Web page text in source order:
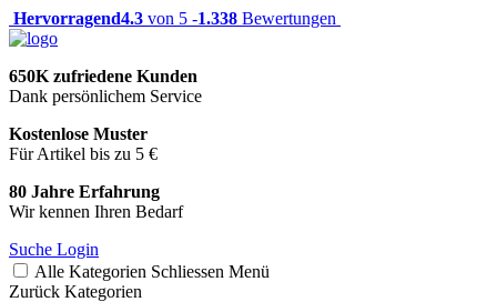
Hervorragend4.3 von 5 -1.338 Bewertungen
650K zufriedene Kunden
Dank persönlichem Service
Kostenlose Muster
Für Artikel bis zu 5 €
80 Jahre Erfahrung
Wir kennen Ihren Bedarf
Suche Login
Alle Kategorien Schliessen Menü
Zurück Kategorien